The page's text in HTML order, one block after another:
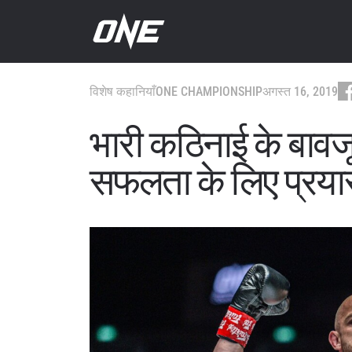
विशेष कहानियाँONE CHAMPIONSHIPअगस्त 16, 2019
भारी कठिनाई के
सफलता के लिए